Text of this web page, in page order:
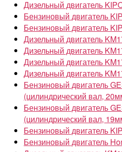
Дизельный двигатель
Бензиновый двигатель
Бензиновый двигатель
Дизельный двигатель
Дизельный двигатель
Дизельный двигатель
Дизельный двигатель
Бензиновый двигатель
(цилиндрический вал,
Бензиновый двигатель
(цилиндрический вал,
Бензиновый двигатель
Бензиновый двигатель